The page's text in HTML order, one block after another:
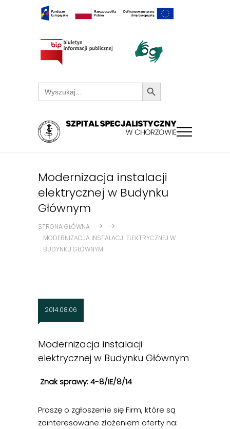
Search
for:
Search Button
Modernizacja instalacji
elektrycznej w Budynku
Głównym
STRONA GŁÓWNA
MODERNIZACJA INSTALACJI ELEKTRYCZNEJ W
BUDYNKU GŁÓWNYM
2014.08.06
Modernizacja instalacji
elektrycznej w Budynku Głównym
Znak sprawy: 4-8/IE/8/14
Proszę o zgłoszenie sięFirm, które są
zainteresowane złożeniem oferty na: